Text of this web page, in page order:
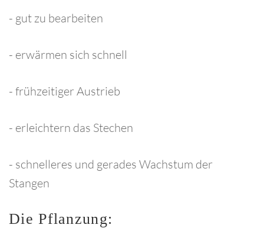
- gut zu bearbeiten
- erwärmen sich schnell
- frühzeitiger Austrieb
- erleichtern das Stechen
- schnelleres und gerades Wachstum der
Stangen
Die Pflanzung:
GOOGLE